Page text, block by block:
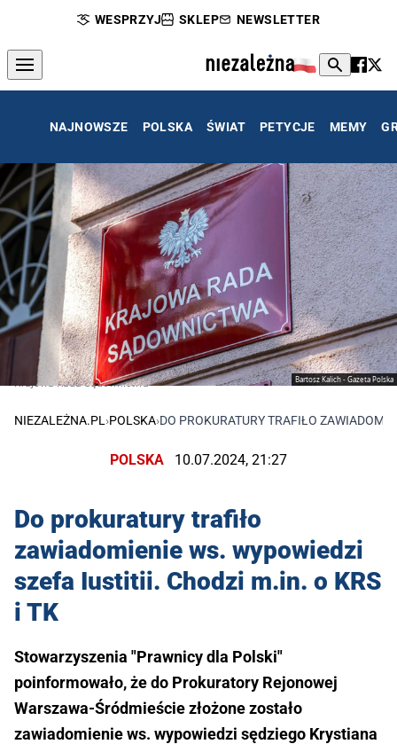
WESPRZYJ SKLEP NEWSLETTER
NAJNOWSZE POLSKA ŚWIAT PETYCJE MEMY
Bartosz Kalich - Gazeta Polska
Krajowa Rada Sądownictwa
NIEZALEŻNA.PL ›POLSKA›DO PROKURATURY TRAFIŁO
POLSKA 10.07.2024, 21:27
Do prokuratury trafiło
zawiadomienie ws. wypowiedzi
szefa Iustitii. Chodzi m.in. o KRS
i TK
Stowarzyszenia "Prawnicy dla Polski"
poinformowało, że do Prokuratory Rejonowej
Warszawa-Śródmieście złożone zostało
zawiadomienie ws. wypowiedzi sędziego Krystiana